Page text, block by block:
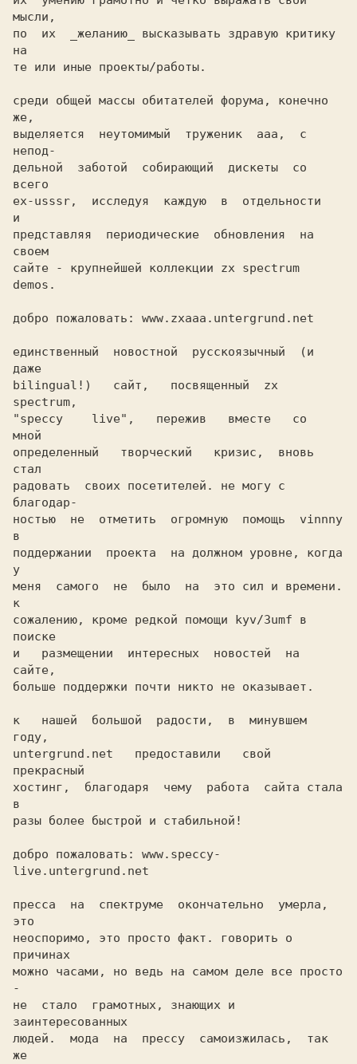
мысли,
по  их  _желанию_ высказывать здравую критику
на
те или иные проекты/работы.
среди общей массы обитателей форума, конечно
же,
выделяется  неутомимый  труженик  aaa,  с
непод-
дельной  заботой  собирающий  дискеты  со
всего
ex-usssr,  исследуя  каждую  в  отдельности
и
представляя  периодические  обновления  на
своем
сайте - крупнейшей коллекции zx spectrum
demos.
добро пожаловать: www.zxaaa.untergrund.net
единственный  новостной  русскоязычный  (и
даже
bilingual!)   сайт,   посвященный  zx
spectrum,
"speccy    live",   пережив   вместе   со
мной
определенный   творческий   кризис,  вновь
стал
радовать  своих посетителей. не могу с
благодар-
ностью  не  отметить  огромную  помощь  vinnny
в
поддержании  проекта  на должном уровне, когда
у
меня  самого  не  было  на  это сил и времени.
к
сожалению, кроме редкой помощи kyv/3umf в
поиске
и   размещении  интересных  новостей  на
сайте,
больше поддержки почти никто не оказывает.
к   нашей  большой  радости,  в  минувшем
году,
untergrund.net   предоставили   свой
прекрасный
хостинг,  благодаря  чему  работа  сайта стала
в
разы более быстрой и стабильной!
добро пожаловать: www.speccy-
live.untergrund.net
пресса  на  спектруме  окончательно  умерла,
это
неоспоримо, это просто факт. говорить о
причинах
можно часами, но ведь на самом деле все просто
-
не  стало  грамотных, знающих и
заинтересованных
людей.  мода  на  прессу  самоизжилась,  так
же